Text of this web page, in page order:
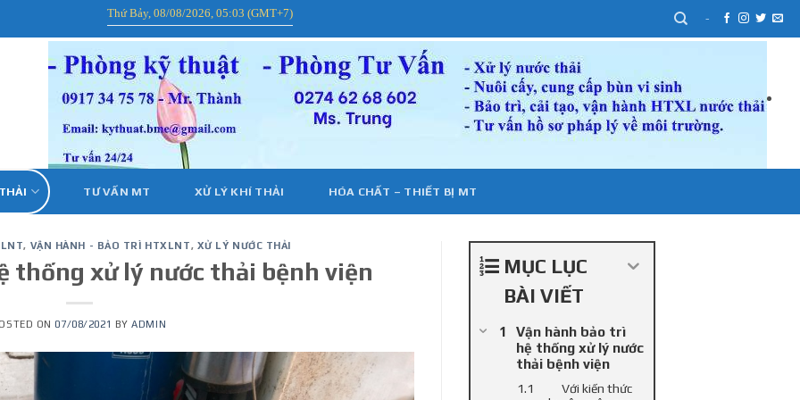
Thứ Bảy, 08/08/2026, 05:03 (GMT+7) -
TƯ VẤN MT XỬ LÝ KHÍ THẢI HÓA CHẤT – THIẾT BỊ MT
, VẬN HÀNH - BẢO TRÌ HTXLNT, XỬ LÝ NƯỚC THẢI
thống xử lý nước thải bệnh viện
ON 07/08/2021 BYADMIN
MỤC LỤC
BÀI VIẾT
Vận hành bảo trì
hệ thống xử lý nước
thải bệnh viện
Với kiến thức